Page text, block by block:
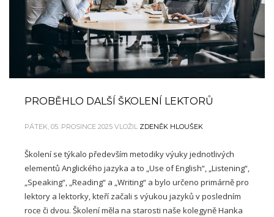
PROBĚHLO DALŠÍ ŠKOLENÍ LEKTORŮ
PÁTEK, 05. PROSINCE 2025 VLOŽIL ZDENĚK HLOUŠEK
Školení se týkalo především metodiky výuky jednotlivých
elementů Anglického jazyka a to „Use of English“, „Listening“,
„Speaking“, „Reading“ a „Writing“ a bylo určeno primárně pro
lektory a lektorky, kteří začali s výukou jazyků v posledním
roce či dvou. Školení měla na starosti naše kolegyně Hanka